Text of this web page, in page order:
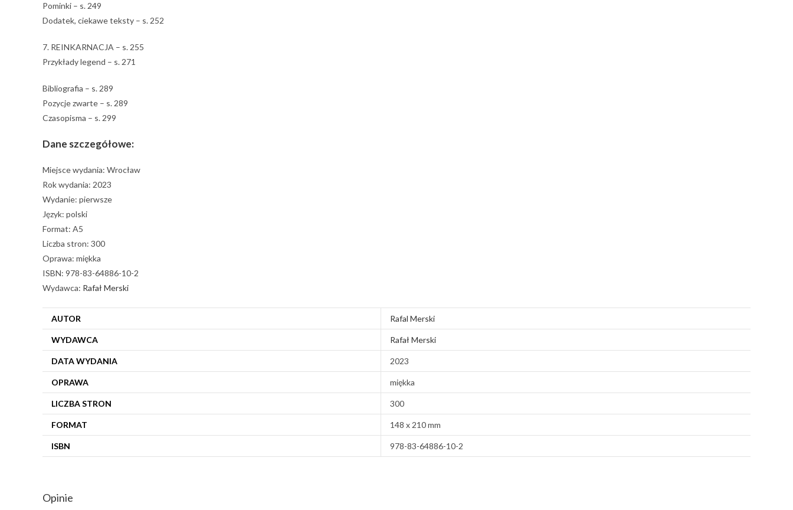
Pominki – s. 249
Dodatek, ciekawe teksty – s. 252
7. REINKARNACJA – s. 255
Przykłady legend – s. 271
Bibliografia – s. 289
Pozycje zwarte – s. 289
Czasopisma – s. 299
Dane szczegółowe:
Miejsce wydania: Wrocław
Rok wydania: 2023
Wydanie: pierwsze
Język: polski
Format: A5
Liczba stron: 300
Oprawa: miękka
ISBN: 978-83-64886-10-2
Wydawca: Rafał Merski
AUTOR Rafal Merski
WYDAWCA Rafał Merski
DATA WYDANIA 2023
OPRAWA miękka
LICZBA STRON 300
FORMAT 148 x 210 mm
ISBN 978-83-64886-10-2
Opinie